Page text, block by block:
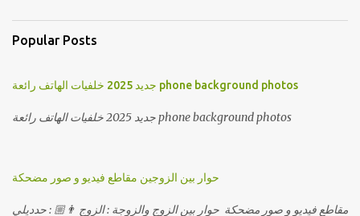
Popular Posts
جديد 2025 خلفيات الهاتف رائعة phone background photos
جديد 2025 خلفيات الهاتف رائعة phone background photos
حوار بين الزوجين مقاطع فيديو و صور مضحكة
مقاطع فيديو و صور مضحكة حوار بين الزوج والزوجة : الزوج 👨🏼 : حدديلي